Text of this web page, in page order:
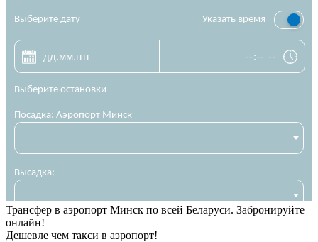
Трансфер в аэропорт Минск по всей Беларуси. Забронируйте
онлайн!
Дешевле чем такси в аэропорт!